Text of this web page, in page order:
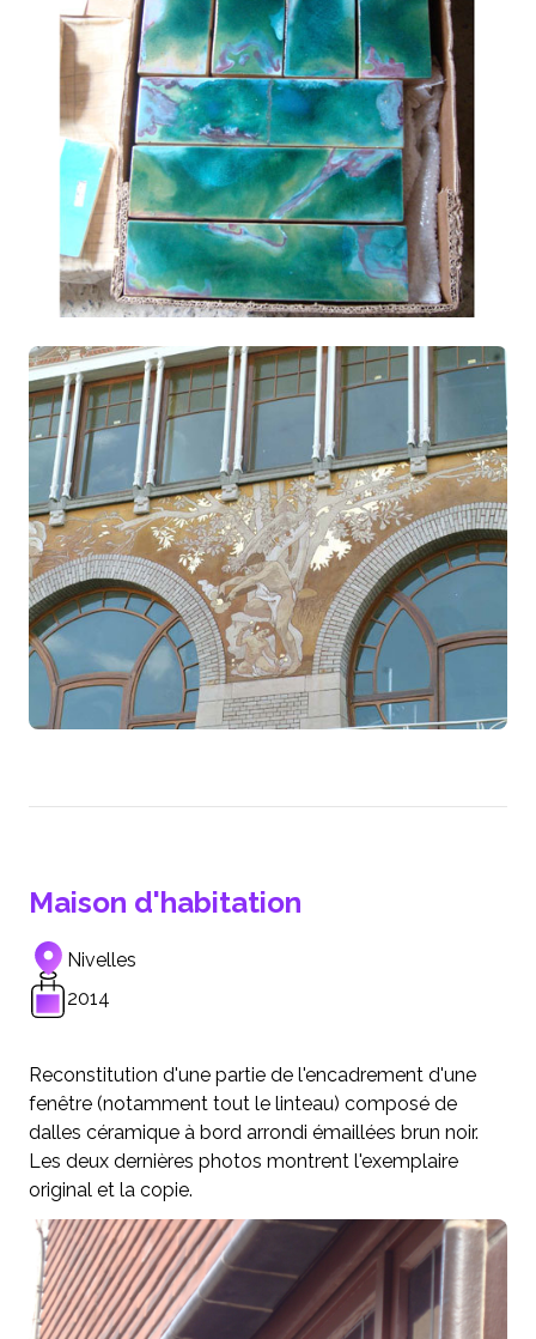
Maison d'habitation
Nivelles
2014
Reconstitution d'une partie de l'encadrement d'une
fenêtre (notamment tout le linteau) composé de
dalles céramique à bord arrondi émaillées brun noir.
Les deux dernières photos montrent l'exemplaire
original et la copie.